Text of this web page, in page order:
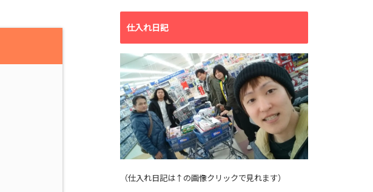
仕入れ日記
（仕入れ日記は↑の画像クリックで見れます）